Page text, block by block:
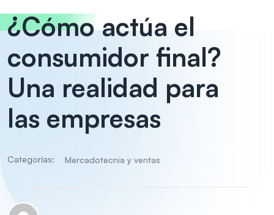
¿Cómo actúa el
consumidor final?
Una realidad para
las empresas
Categorías: Mercadotecnia y ventas